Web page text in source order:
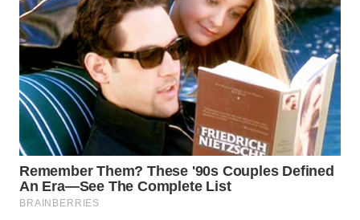
WN
TAPANULI
UTARA
WN
SAMOSIR
WN
PADANG
LAWAS